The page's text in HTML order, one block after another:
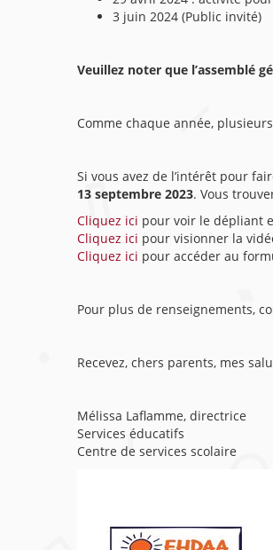
3 juin 2024 (Public invité)
Veuillez noter que l’assemblé
Comme chaque année,
Si vous avez de l’intérêt pour
13 septembre 2023. Vous
Cliquez ici pour voir le dépliant
Cliquez ici pour visionner la
Cliquez ici pour accéder au
Pour plus de renseignements,
Recevez, chers parents, mes
Mélissa Laflamme, directrice
Services éducatifs
Centre de services scolaire